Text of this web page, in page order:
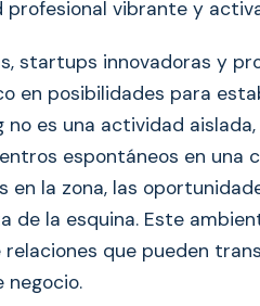
vibrante y
startups innovadoras y
en posibilidades para
es una actividad aislada,
espontáneos en una
en la zona, las
de la esquina. Este
que pueden
negocio.